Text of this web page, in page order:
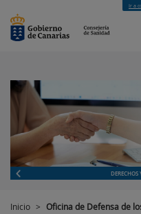
Ir a
LA CONSEJERÍA
DERECHOS
Inicio > Oficina de Defensa de